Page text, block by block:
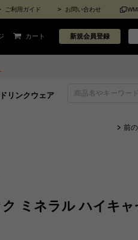
ご利用ガイド お問い合わせ
カート 新規会員登録
ドリンクウェア
前
ミネラル ハイキャ